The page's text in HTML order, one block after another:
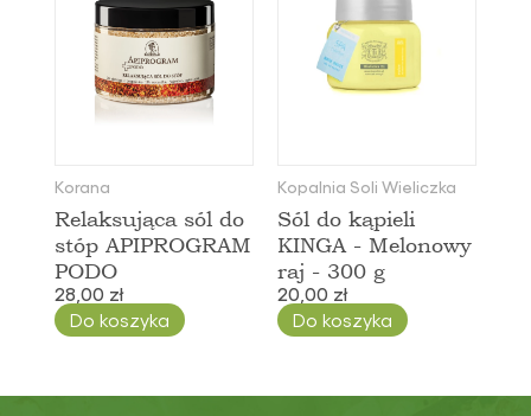
Korana
Relaksująca sól do
stóp APIPROGRAM
PODO
28,00 zł
Do koszyka
Kopalnia Soli Wieliczka
Sól do kąpieli
KINGA - Melonowy
raj - 300 g
20,00 zł
Do koszyka